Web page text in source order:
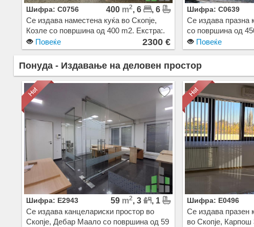
Шифра: C0756 400 m2, 6
, 6
Се издава наместена куќа во Скопје,
Козле со површина од 400 m2. Екстра:.
Цена: 2300 EUR
Повеќе 2300 €
Шифра: C0639
Се издава празна
со површина од
Сопствено парно,
2500 EUR
Повеќе
Понуда - Издавање на деловен простор
Шифра: E2943 59 m2, 3
, 1
Се издава канцелариски простор во
Скопје, Дебар Маало со површина од 59
Шифра: E0496
Се издава празен
во Скопје,